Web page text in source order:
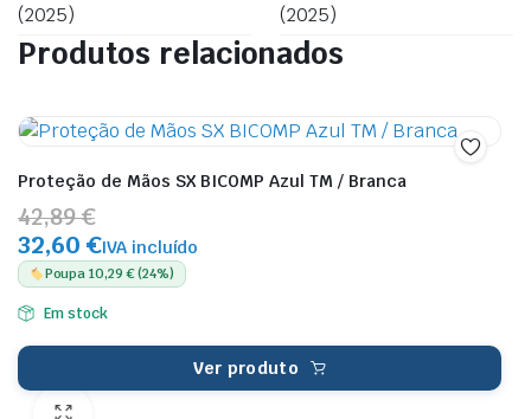
(2025)
(2025)
Produtos relacionados
Proteção de Mãos SX BICOMP Azul TM / Branca
42,89 €
32,60 €IVA incluído
Poupa 10,29 € (24%)
Em stock
Ver produto